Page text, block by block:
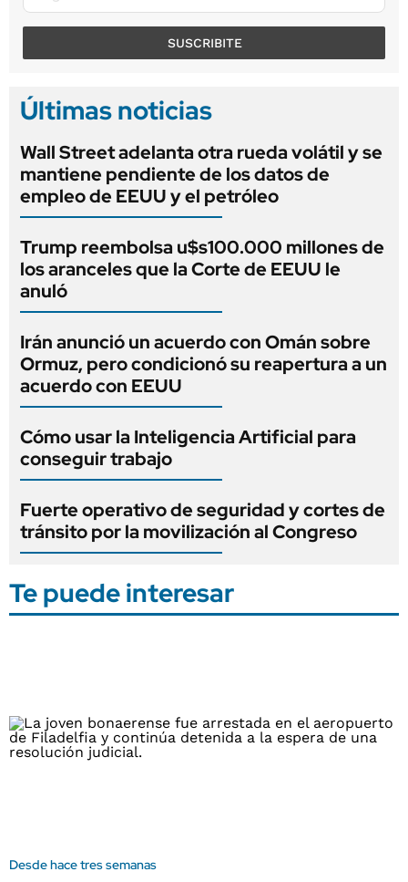
SUSCRIBITE
Últimas noticias
Wall Street adelanta otra rueda volátil y se
mantiene pendiente de los datos de
empleo de EEUU y el petróleo
Trump reembolsa u$s100.000 millones de
los aranceles que la Corte de EEUU le
anuló
Irán anunció un acuerdo con Omán sobre
Ormuz, pero condicionó su reapertura a un
acuerdo con EEUU
Cómo usar la Inteligencia Artificial para
conseguir trabajo
Fuerte operativo de seguridad y cortes de
tránsito por la movilización al Congreso
Te puede interesar
Desde hace tres semanas